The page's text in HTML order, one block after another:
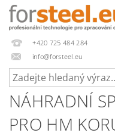
+420 725 484 284
info@forsteel.eu
NÁHRADNÍ
PRO HM